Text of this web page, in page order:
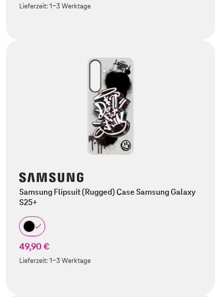
Lieferzeit:1-3 Werktage
Samsung Flipsuit (Rugged) Case Samsung Galaxy
S25+
49,90 €
Lieferzeit:1-3 Werktage